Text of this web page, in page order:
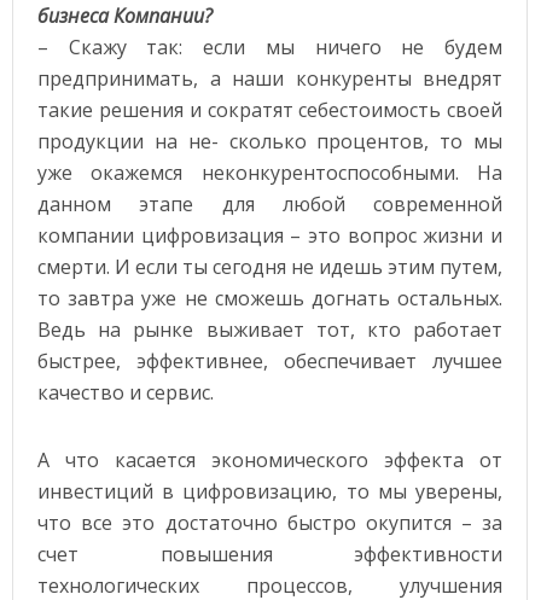
бизнеса Компании?
– Скажу так: если мы ничего не будем
предпринимать, а наши конкуренты внедрят
такие решения и сократят себестоимость своей
продукции на не- сколько процентов, то мы
уже окажемся неконкурентоспособными. На
данном этапе для любой современной
компании цифровизация – это вопрос жизни и
смерти. И если ты сегодня не идешь этим путем,
то завтра уже не сможешь догнать остальных.
Ведь на рынке выживает тот, кто работает
быстрее, эффективнее, обеспечивает лучшее
качество и сервис.
А что касается экономического эффекта от
инвестиций в цифровизацию, то мы уверены,
что все это достаточно быстро окупится – за
счет повышения эффективности
технологических процессов, улучшения